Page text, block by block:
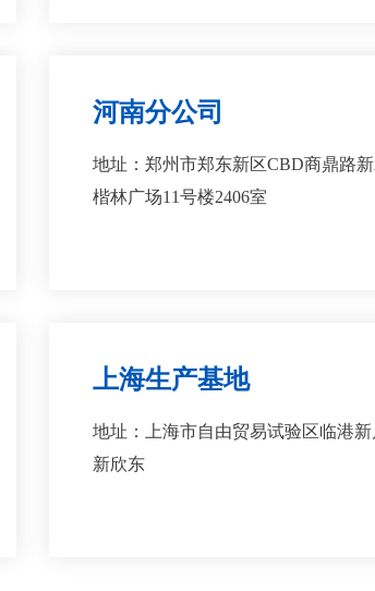
河南分公司
地址：郑州市郑东新区CBD商鼎路
楷林广场11号楼2406室
上海生产基地
地址：上海市自由贸易试验区临港新
新欣东